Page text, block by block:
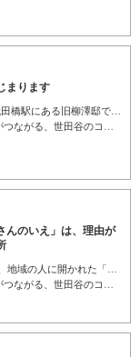
まります
、世田谷のコミュニティ
んのいえ」は、理由が
、世田谷のコミュニティ